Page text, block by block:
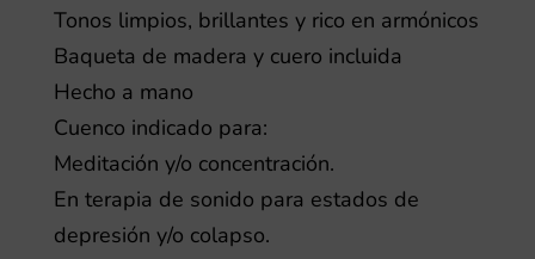
Tonos limpios, brillantes y rico en armónicos
Baqueta de madera y cuero incluida
Hecho a mano
Cuenco indicado para:
Meditación y/o concentración.
En terapia de sonido para estados de
depresión y/o colapso.